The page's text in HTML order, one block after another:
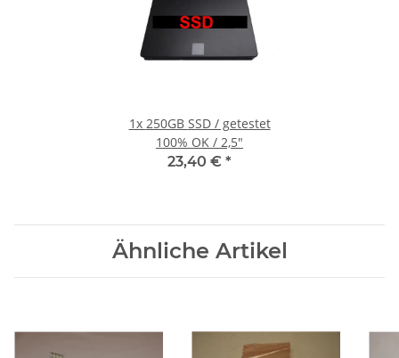
1x 250GB SSD / getestet
100% OK / 2,5"
23,40 € *
Ähnliche Artikel